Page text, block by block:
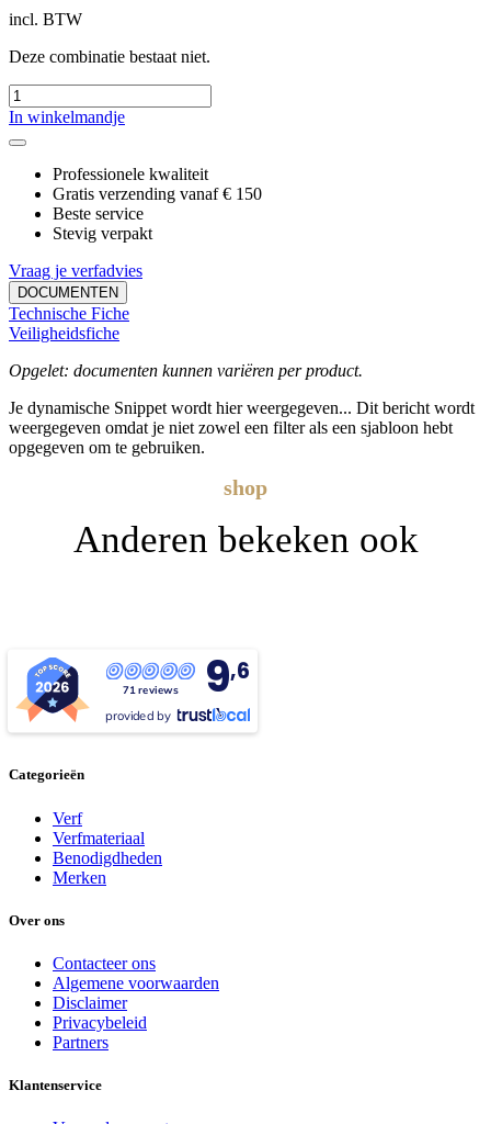
incl. BTW
Deze combinatie bestaat niet.
In winkelmandje
Professionele kwaliteit
Gratis verzending vanaf € 150
Beste service
Stevig verpakt
Vraag je verfadvies
DOCUMENTEN
Technische Fiche
Veiligheidsfiche
Opgelet: documenten kunnen variëren per product.
Je dynamische Snippet wordt hier weergegeven... Dit bericht wordt
weergegeven omdat je niet zowel een filter als een sjabloon hebt
opgegeven om te gebruiken.
shop
Anderen bekeken ook
71 reviews 9,6
provided by
Categorieën
Verf
Verfmateriaal
Benodigdheden
Merken
Over ons
Contacteer ons
Algemene voorwaarden
Disclaimer
Privacybeleid
Partners
Klantenservice